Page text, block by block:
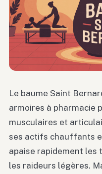
Le baume Saint
armoires à pharmacie
musculaires et
ses actifs chauffants
apaise rapidement les
les raideurs légères.